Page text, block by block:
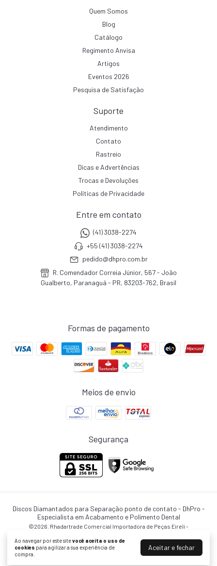
Ao navegar por este sitevocê aceita o uso de
cookies para agilizar a sua experiência de
compra.
Aceitar e fechar
Quem Somos
Blog
Catálogo
Regimento Anvisa
Artigos
Eventos 2026
Pesquisa de Satisfação
Suporte
Atendimento
Contato
Rastreio
Dicas e Advertências
Trocas e Devoluções
Políticas de Privacidade
Entre em contato
(41) 3038-2274
+55 (41) 3038-2274
pedido@dhpro.com.br
R. Comendador Correia Júnior, 567 - João
Gualberto, Paranaguá - PR, 83203-762, Brasil
Formas de pagamento
Meios de envio
Segurança
Discos Diamantados para Separação ponto de contato - DhPro -
Especialista em Acabamento e Polimento Dental
©2026. Rhadartrade Comercial Importadora de Peças Eireli -